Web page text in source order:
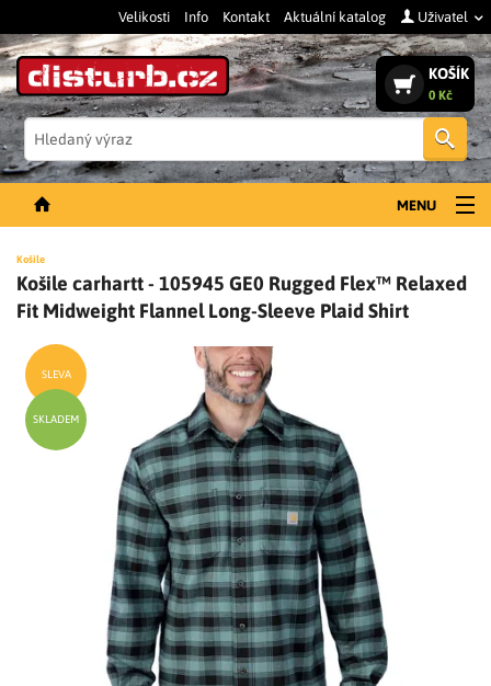
Velikosti Info Kontakt Aktuální katalog Uživatel
KOŠÍK
0 Kč
MENU
PÁNSKÉ OBLEČENÍ
DOPLŇKY
PRACOVNÍ BOTY
SLEVY A VÝPRODEJ
LIMITOVANÉ EDICE
Košile
Košile carhartt - 105945 GE0 Rugged Flex™ Relaxed
Fit Midweight Flannel Long-Sleeve Plaid Shirt
SLEVA
SKLADEM